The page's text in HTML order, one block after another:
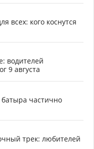
всех: кого коснутся
водителей
9 августа
частично
трек: любителей